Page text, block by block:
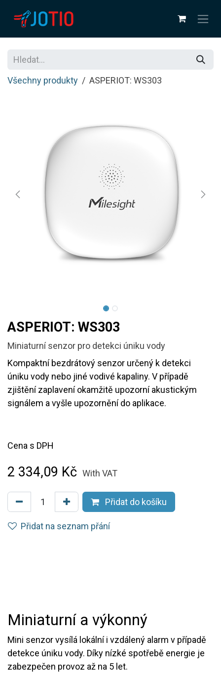
Všechny produkty ASPERIOT: WS303
ASPERIOT: WS303
Miniaturní senzor pro detekci úniku vody
Kompaktní bezdrátový senzor určený k detekci
úniku vody nebo jiné vodivé kapaliny. V případě
zjištění zaplavení okamžitě upozorní akustickým
signálem a vyšle upozornění do aplikace.
Cena s DPH
2 334,09 Kč With VAT
Přidat do košíku
Přidat na seznam přání
Miniaturní a výkonný
Mini senzor vysílá lokální i vzdálený alarm v případě
detekce úniku vody. Díky nízké spotřebě energie je
zabezpečen provoz až na 5 let.